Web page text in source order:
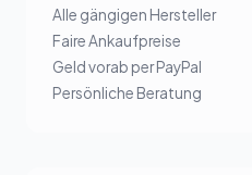
Alle gängigen Hersteller
Faire Ankaufpreise
Geld vorab per PayPal
Persönliche Beratung